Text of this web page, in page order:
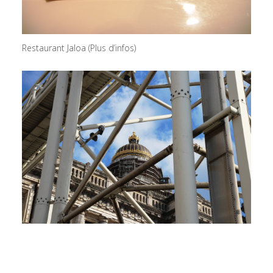
Restaurant Jaloa (Plus d’infos)